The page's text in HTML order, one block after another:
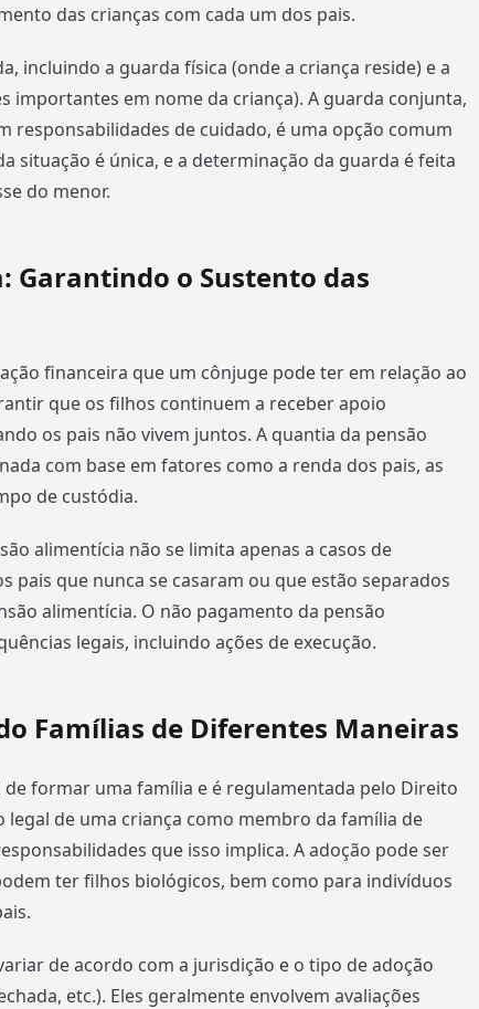
das crianças com cada um dos pais.
incluindo a guarda física (onde a criança reside) e a
importantes em nome da criança). A guarda conjunta,
responsabilidades de cuidado, é uma opção comum
situação é única, e a determinação da guarda é feita
do menor.
Garantindo o Sustento das
financeira que um cônjuge pode ter em relação ao
que os filhos continuem a receber apoio
os pais não vivem juntos. A quantia da pensão
com base em fatores como a renda dos pais, as
de custódia.
alimentícia não se limita apenas a casos de
pais que nunca se casaram ou que estão separados
alimentícia. O não pagamento da pensão
legais, incluindo ações de execução.
Famílias de Diferentes Maneiras
de formar uma família e é regulamentada pelo Direito
legal de uma criança como membro da família de
que isso implica. A adoção pode ser
ter filhos biológicos, bem como para indivíduos
de acordo com a jurisdição e o tipo de adoção
etc.). Eles geralmente envolvem avaliações